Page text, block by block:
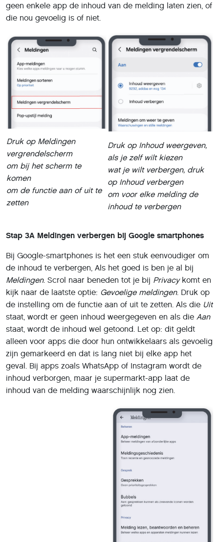
geen enkele app de inhoud van de melding laten zien, of
die nou gevoelig is of niet.
Druk op Meldingen
vergrendelscherm
om bij het scherm te
komen
om de functie aan of uit te
zetten
Druk op Inhoud weergeven,
als je zelf wilt kiezen
wat je wilt verbergen, druk
op Inhoud verbergen
om voor elke melding de
inhoud te verbergen
Stap 3A Meldingen verbergen bij Google smartphones
Bij Google-smartphones is het een stuk eenvoudiger om
de inhoud te verbergen, Als het goed is ben je al bij
Meldingen. Scrol naar beneden tot je bij Privacykomt en
kijk naar de laatste optie: Gevoelige meldingen. Druk op
de instelling om de functie aan of uit te zetten. Als die Uit
staat, wordt er geen inhoud weergegeven en als die Aan
staat, wordt de inhoud wel getoond. Let op: dit geldt
alleen voor apps die door hun ontwikkelaars als gevoelig
zijn gemarkeerd en dat is lang niet bij elke app het
geval. Bij apps zoals WhatsApp of Instagram wordt de
inhoud verborgen, maar je supermarkt-app laat de
inhoud van de melding waarschijnlijk nog zien.